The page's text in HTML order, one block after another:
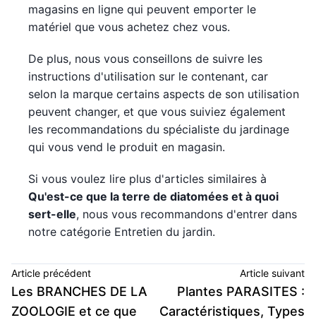
magasins en ligne qui peuvent emporter le
matériel que vous achetez chez vous.
De plus, nous vous conseillons de suivre les
instructions d'utilisation sur le contenant, car
selon la marque certains aspects de son utilisation
peuvent changer, et que vous suiviez également
les recommandations du spécialiste du jardinage
qui vous vend le produit en magasin.
Si vous voulez lire plus d'articles similaires à
Qu'est-ce que la terre de diatomées et à quoi
sert-elle, nous vous recommandons d'entrer dans
notre catégorie Entretien du jardin.
Article précédent
Les BRANCHES DE LA
ZOOLOGIE et ce que
Article suivant
Plantes PARASITES :
Caractéristiques, Types